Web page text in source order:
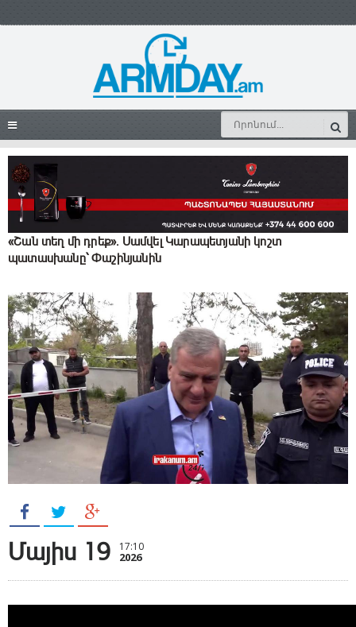
«Շան տեղ մի դրեք». Սամվել Կարապետյանի կոշտ
պատասխանը՝ Փաշինյանին
Մայիս 19 17:10
2026